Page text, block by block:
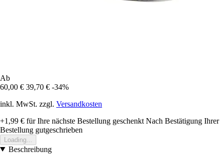
Ab
60,00 € 39,70 € -34%
inkl. MwSt. zzgl. Versandkosten
+1,99 € für Ihre nächste Bestellung geschenkt Nach Bestätigung Ihrer
Bestellung gutgeschrieben
Loading...
Beschreibung